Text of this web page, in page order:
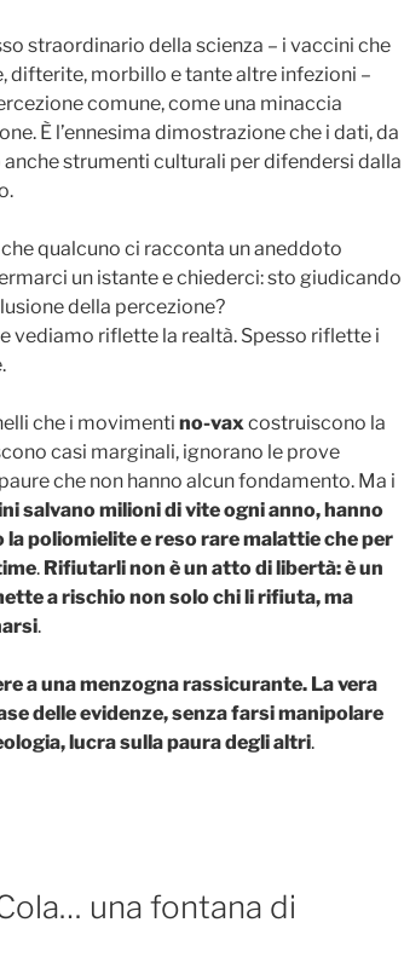
straordinario della scienza – i vaccini che
difterite, morbillo e tante altre infezioni –
comune, come una minaccia
È l’ennesima dimostrazione che i dati, da
strumenti culturali per difendersi dalla
qualcuno ci racconta un aneddoto
un istante e chiederci: sto giudicando
della percezione?
vediamo riflette la realtà. Spesso riflette i
che i movimenti no-vax costruiscono la
casi marginali, ignorano le prove
che non hanno alcun fondamento. Ma i
salvano milioni di vite ogni anno, hanno
poliomielite e reso rare malattie che per
. Rifiutarli non è un atto di libertà: è un
a rischio non solo chi li rifiuta, ma
.
a una menzogna rassicurante. La vera
delle evidenze, senza farsi manipolare
lucra sulla paura degli altri.
una fontana di